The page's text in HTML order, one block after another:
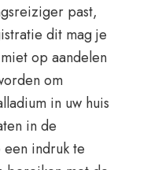
past,
dit mag je
op aandelen
om
in uw huis
in de
indruk te